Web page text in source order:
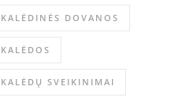
KALĖDINĖS DOVANOS
KALĖDOS
KALĖDŲ SVEIKINIMAI